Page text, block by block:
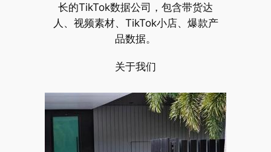
长的TikTok数据公司，包含带货达
人、视频素材、TikTok小店、爆款产
品数据。
关于我们